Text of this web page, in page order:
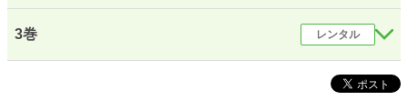
日間２位
月間６位
なろうブクマ６５００
3巻 レンタル